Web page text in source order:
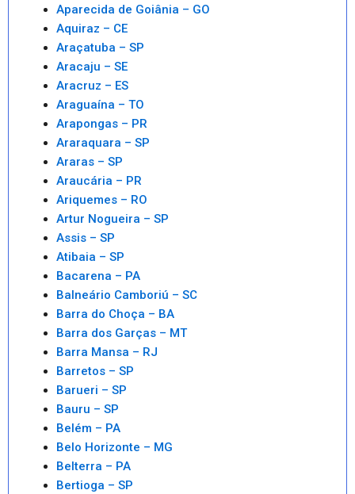
Aparecida de Goiânia – GO
Aquiraz – CE
Araçatuba – SP
Aracaju – SE
Aracruz – ES
Araguaína – TO
Arapongas – PR
Araraquara – SP
Araras – SP
Araucária – PR
Ariquemes – RO
Artur Nogueira – SP
Assis – SP
Atibaia – SP
Bacarena – PA
Balneário Camboriú – SC
Barra do Choça – BA
Barra dos Garças – MT
Barra Mansa – RJ
Barretos – SP
Barueri – SP
Bauru – SP
Belém – PA
Belo Horizonte – MG
Belterra – PA
Bertioga – SP